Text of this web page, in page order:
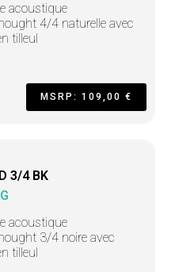
acoustique
4/4 naturelle avec
tilleul
MSRP: 109,00 €
3/4 BK
acoustique
3/4 noire avec
tilleul